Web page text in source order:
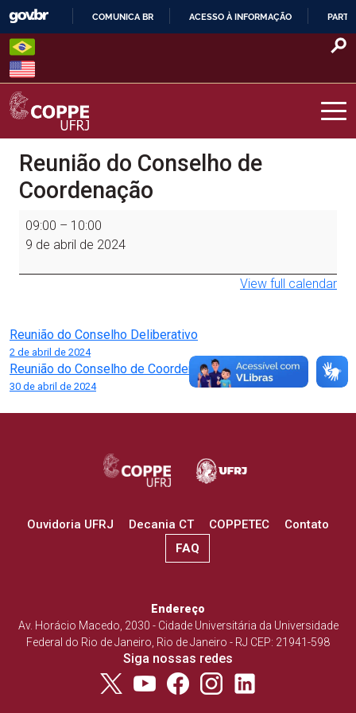
Skip
content
O
COMUNICA BR ACESSO À INFORMAÇÃO
COPPE – UFRJ
Reunião do Conselho de
Coordenação
Reunião
do
de
09:00 – 10:00
9 de abril de 2024
View full calendar
Navegação
de
Post
Reunião do Conselho Deliberativo
2 de abril de 2024
Reunião do Conselho de Coordenação
30 de abril de 2024
Ouvidoria UFRJ Decania CT COPPETEC
Contato
FAQ
Endereço
Av. Horácio Macedo, 2030 - Cidade Universitária da Universidade
Federal do Rio de Janeiro, Rio de Janeiro - RJ CEP: 21941-598
Siga nossas redes